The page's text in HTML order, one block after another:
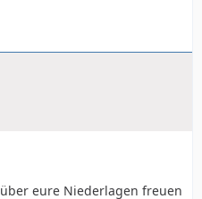
eure Niederlagen freuen